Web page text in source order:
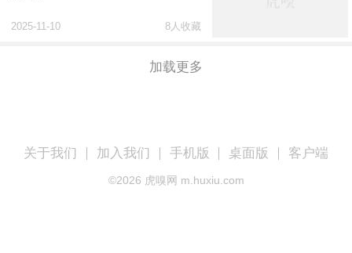
2025-11-10 8人收藏
加载更多
关于我们 加入我们 手机版 桌面版 客户端
©2026 虎嗅网 m.huxiu.com